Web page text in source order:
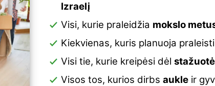
Izraelį
Visi, kurie praleidžia mokslo
Kiekvienas, kuris planuoja
Visi tie, kurie kreipėsi dėl
Visos tos, kurios dirbs aukle ir